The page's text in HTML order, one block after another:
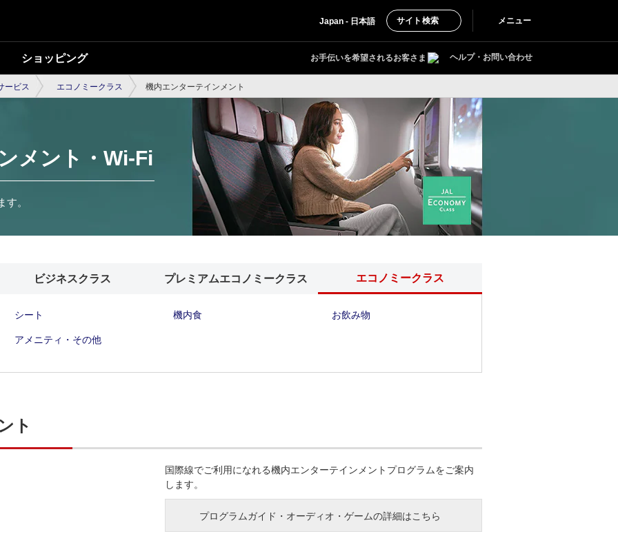
Japan - 日本語 サイト検索 メニュー
ショッピング お手伝いを希望されるお客さま ヘルプ・お問い合わせ
ービス エコノミークラス 機内エンターテインメント
メント・Wi-Fi
。
ビジネスクラス プレミアムエコノミークラス エコノミークラス
シート 機内食 お飲み物
アメニティ・その他
ト
国際線でご利用になれる機内エンターテインメントプログラムをご案内
します。
プログラムガイド・オーディオ・ゲームの詳細はこちら